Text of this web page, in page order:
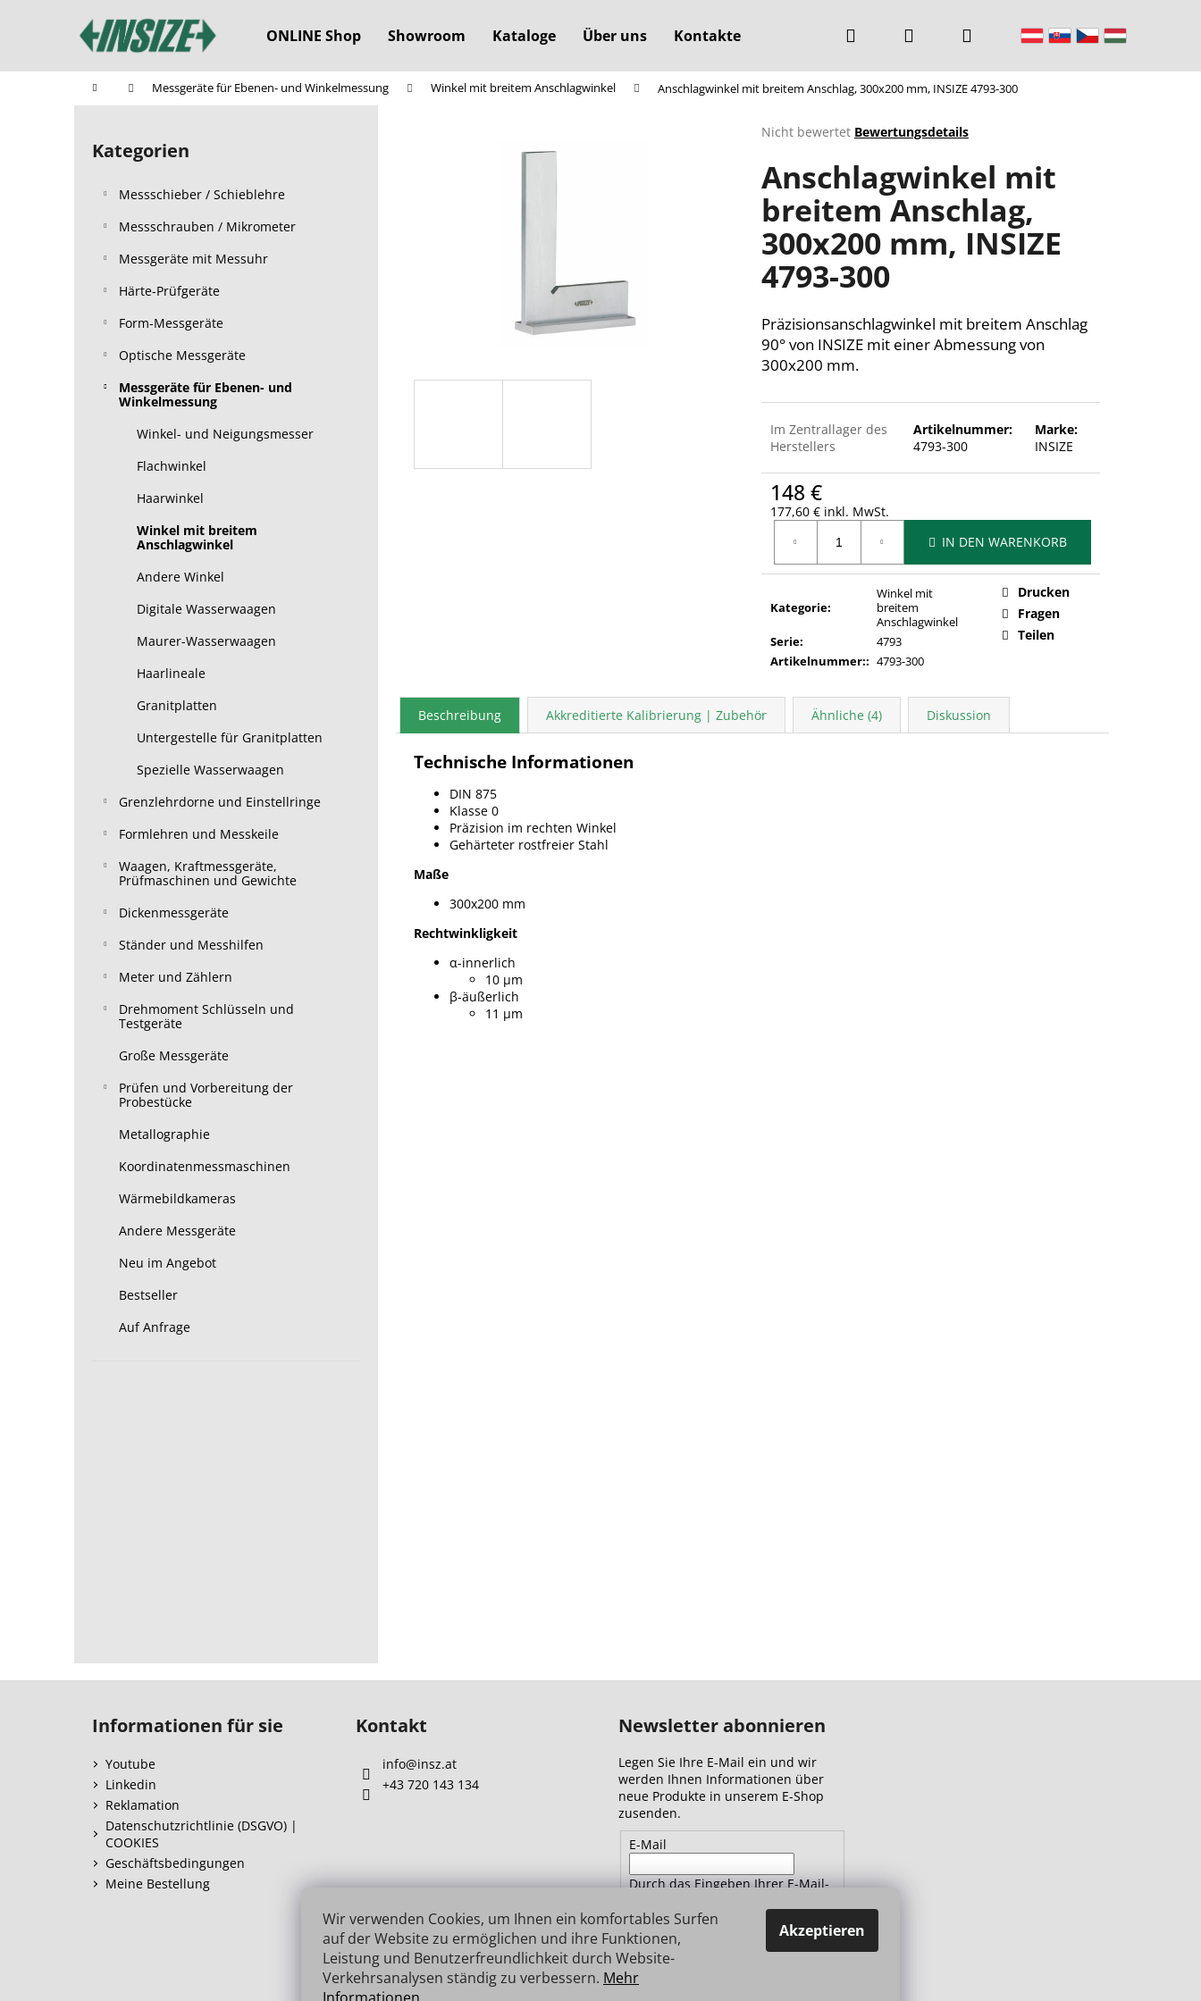
Wir verwenden Cookies, um Ihnen ein komfortables Surfen
auf der Website zu ermöglichen und ihre Funktionen,
Leistung und Benutzerfreundlichkeit durch Website-
Verkehrsanalysen ständig zu verbessern. Mehr
Akzeptieren
ONLINE Shop Showroom Kataloge Über uns Kontakte Suchen Warenkorb
StartseiteMessgeräte für Ebenen- und Winkelmessung Winkel mit breitem Anschlagwinkel Anschlagwinkel mit breitem Anschlag, 300x200 mm, INSIZE 4793-300
S
Kategorien
überspringen
Kategorien
Messschieber / Schieblehre
Messschrauben / Mikrometer
Messgeräte mit Messuhr
Härte-Prüfgeräte
Form-Messgeräte
Optische Messgeräte
Messgeräte für Ebenen- und
Winkelmessung
Winkel- und Neigungsmesser
Flachwinkel
Haarwinkel
Winkel mit breitem
Anschlagwinkel
Andere Winkel
Digitale Wasserwaagen
Maurer-Wasserwaagen
Haarlineale
Granitplatten
Untergestelle für Granitplatten
Spezielle Wasserwaagen
Grenzlehrdorne und Einstellringe
Formlehren und Messkeile
Waagen, Kraftmessgeräte,
Prüfmaschinen und Gewichte
Dickenmessgeräte
Ständer und Messhilfen
Meter und Zählern
Drehmoment Schlüsseln und
Testgeräte
Große Messgeräte
Prüfen und Vorbereitung der
Probestücke
Metallographie
Koordinatenmessmaschinen
Wärmebildkameras
Andere Messgeräte
Neu im Angebot
Bestseller
Auf Anfrage
Die
Produktbewertung
ist
0,0
von
5
Sternen.
Nicht bewertet Bewertungsdetails
Anschlagwinkel mit
breitem Anschlag,
300x200 mm, INSIZE
4793-300
Präzisionsanschlagwinkel mit breitem Anschlag
90° von INSIZE mit einer Abmessung von
300x200 mm.
Im Zentrallager des
Herstellers
Artikelnummer:
4793-300
Marke:
INSIZE
148 €
177,60 € inkl. MwSt.
IN DEN WARENKORB
Kategorie:
Winkel mit
breitem
Anschlagwinkel
Serie:
4793
Artikelnummer:: 4793-300
Drucken
Fragen
Teilen
Beschreibung Akkreditierte Kalibrierung | Zubehör Ähnliche (4) Diskussion
Technische Informationen
DIN 875
Klasse 0
Präzision im rechten Winkel
Gehärteter rostfreier Stahl
Maße
300x200 mm
Rechtwinkligkeit
α-innerlich
10 µm
β-äußerlich
11 µm
e
Zurück
zum
Zurück
zum
Was suchen Sie?
Informationen für sie
Youtube
Linkedin
Reklamation
Datenschutzrichtlinie (DSGVO) |
COOKIES
Geschäftsbedingungen
Meine Bestellung
Kontakt
info@insz.at
+43 720 143 134
Newsletter abonnieren
Legen Sie Ihre E-Mail ein und wir
werden Ihnen Informationen über
neue Produkte in unserem E-Shop
zusenden.
E-Mail
Durch das Eingeben Ihrer E-Mail-
Datenschutzbestimmungen zu.
ANMELDEN